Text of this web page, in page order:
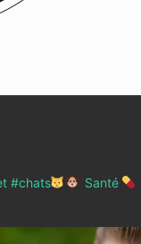
#chats Santé